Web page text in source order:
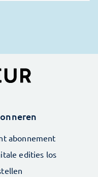
abonnement
edities los